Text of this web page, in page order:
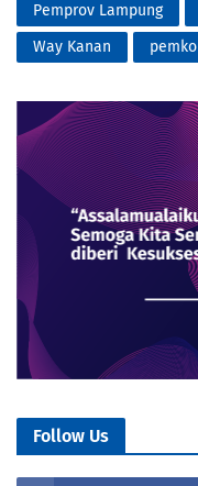
Pemprov Lampung
Way Kanan
pemko
Follow Us